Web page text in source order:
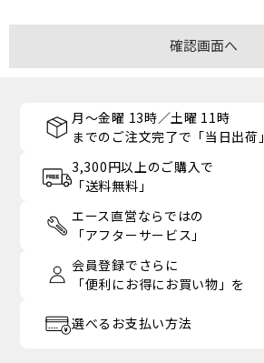
月～金曜 13時／土曜 11時
までのご注文完了で「当日出荷」
3,300円以上のご購入で
「送料無料」
エース直営ならではの
「アフターサービス」
会員登録でさらに
「便利にお得にお買い物」を
選べるお支払い方法